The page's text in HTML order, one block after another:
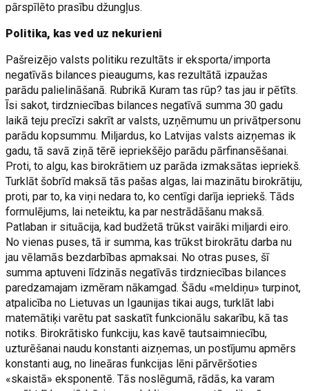
pārspīlēto prasību džungļus.
Politika, kas ved uz nekurieni
Pašreizējo valsts politiku rezultāts ir eksporta/importa
negatīvās bilances pieaugums, kas rezultātā izpaužas
parādu palielināšanā. Rubrikā Kuram tas rūp? tas jau ir pētīts.
Īsi sakot, tirdzniecības bilances negatīvā summa 30 gadu
laikā teju precīzi sakrīt ar valsts, uzņēmumu un privātpersonu
parādu kopsummu. Miljardus, ko Latvijas valsts aizņemas ik
gadu, tā savā ziņā tērē iepriekšējo parādu pārfinansēšanai.
Proti, to algu, kas birokrātiem uz parāda izmaksātas iepriekš.
Turklāt šobrīd maksā tās pašas algas, lai mazinātu birokrātiju,
proti, par to, ka viņi nedara to, ko centīgi darīja iepriekš. Tāds
formulējums, lai neteiktu, ka par nestrādāšanu maksā.
Patlaban ir situācija, kad budžetā trūkst vairāki miljardi eiro.
No vienas puses, tā ir summa, kas trūkst birokrātu darba nu
jau vēlamās bezdarbības apmaksai. No otras puses, šī
summa aptuveni līdzinās negatīvās tirdzniecības bilances
paredzamajam izmēram nākamgad. Šādu «meldiņu» turpinot,
atpalicība no Lietuvas un Igaunijas tikai augs, turklāt labi
matemātiķi varētu pat saskatīt funkcionālu sakarību, kā tas
notiks. Birokrātisko funkciju, kas kavē tautsaimniecību,
uzturēšanai naudu konstanti aizņemas, un postījumu apmērs
konstanti aug, no lineāras funkcijas lēni pārvēršoties
«skaistā» eksponentē. Tās noslēgumā, rādās, ka varam